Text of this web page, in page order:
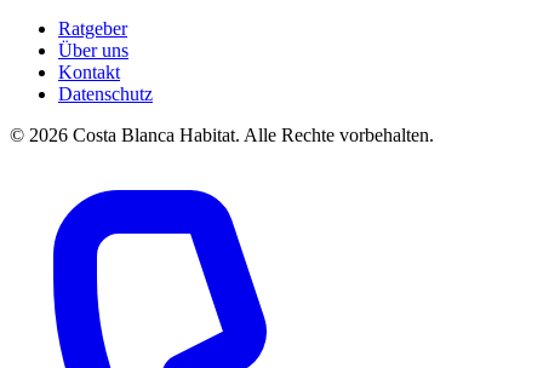
Ratgeber
Über uns
Kontakt
Datenschutz
© 2026 Costa Blanca Habitat. Alle Rechte vorbehalten.